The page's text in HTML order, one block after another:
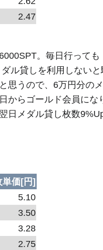
2.47
。毎日行っても
ル貸しを利用しない
思うので、6万円分の
からゴールド会員にな
日メダル貸し枚数
価[円]
5.10
3.50
3.28
2.75